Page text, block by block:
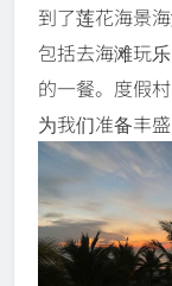
到了莲花海景
包括去海滩玩
的一餐。度假
为我们准备丰